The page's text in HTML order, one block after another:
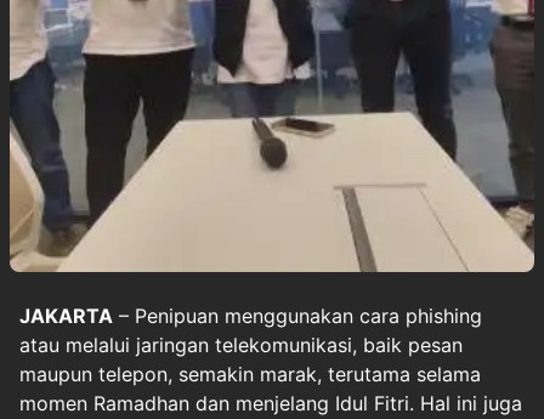
JAKARTA – Penipuan menggunakan cara phishing
atau melalui jaringan telekomunikasi, baik pesan
maupun telepon, semakin marak, terutama selama
momen Ramadhan dan menjelang Idul Fitri. Hal ini juga